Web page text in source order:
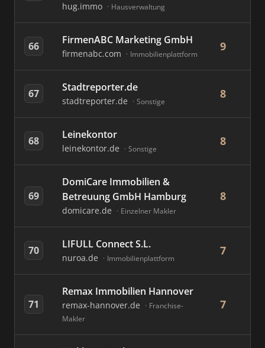
hug.immo Hausverwaltung
66 FirmenABC Marketing GmbH
firmenabc.com Immobilienplattform
9
67 Stadtreporter.de
stadtreporter.de Sonstige
8
68 Leinekontor
leinekontor.de Sonstige
8
69
DomiCare Immobilien &
Betreuung GmbH Hamburg
domicare.de Einzelner Makler
8
70 LIFULL Connect S.L.
nuroa.de Immobilienplattform
7
71
Remax Immobilien Hannover
remax-hannover.de
Franchise-
Makler
7